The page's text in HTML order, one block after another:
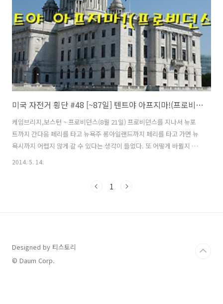
미국 자전거 횡단 #48 [~87일] 텐트야 아프지마!(프로비던스)
케임브리지,보스턴 ~ 프로비던스(8월 21일) 프로비던스를 지나서 뉴포
트까지 간다음 페리를 타고 뉴욕주 롱아일랜드까지 페리를 타고 가면 뉴
욕시까지 어렵지 않게 갈 수 있다는 생각이 들었다. 또 어떻게 바뀔지 모
르겠지만 대강 이런 루트를 잡았다. 무의식적으로 페니어를 자전거에 달
후 복도로 가지고 나갔다. 짐을 하나씩 들고 오르락 내리락 반복하면서 1
2014. 5. 14.
1
Designed by 티스토리
© Daum Corp.